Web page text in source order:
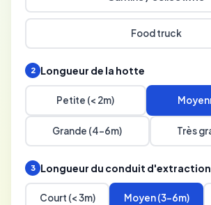
Food truck
2 Longueur de la hotte
Petite (< 2m)
Grande (4-6m) Très
3 Longueur du conduit d'extraction
Court (< 3m) Moyen (3-6m)